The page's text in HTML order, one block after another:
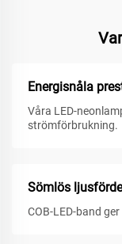
Energisnåla
Våra LED-
strömförbrukning.
Sömlös
COB-LED-band